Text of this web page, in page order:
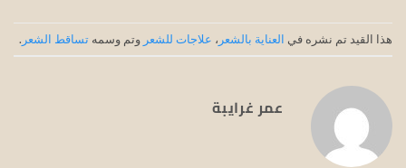
هذا القيد تم نشره في العناية بالشعر ، علاجات للشعر وتم وسمه تساقط الشعر .
عمر غرايبة